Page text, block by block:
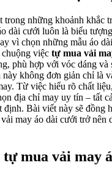
trong những khoảnh khắc
dài cưới luôn là biểu
vì chọn những mẫu áo
việc tự mua vải
phù hợp với vóc dáng và
không đơn giản chỉ là
Từ việc hiểu rõ chất
địa chỉ may uy tín – tất
định. Bài viết này sẽ đồng
may áo dài cưới trở nên
tự mua vải may